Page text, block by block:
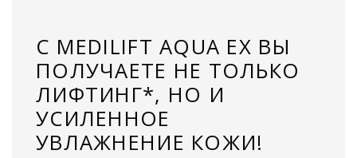
С MEDILIFT AQUA EX ВЫ
ПОЛУЧАЕТЕ НЕ ТОЛЬКО
ЛИФТИНГ*, НО И
УСИЛЕННОЕ
УВЛАЖНЕНИЕ КОЖИ!